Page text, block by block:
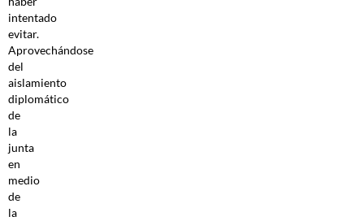
intentado
evitar.
Aprovechándose
del
aislamiento
diplomático
de
la
junta
en
medio
de
la